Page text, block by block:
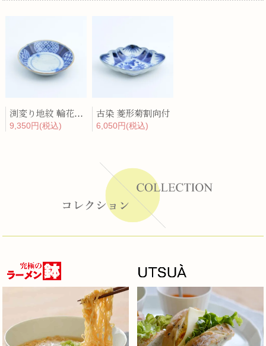
渕変り地紋 輪花5寸皿
9,350円(税込)
古染 菱形菊割向付
6,050円(税込)